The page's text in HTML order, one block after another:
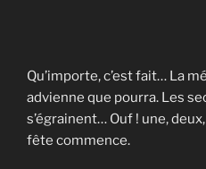
Qu’importe, c’est fait… La
advienne que pourra. Les
s’égrainent… Ouf ! une,
fête commence.